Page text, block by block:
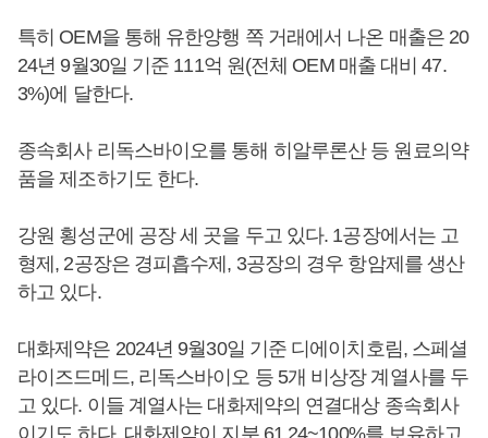
특히 OEM을 통해 유한양행 쪽 거래에서 나온 매출은 20
24년 9월30일 기준 111억 원(전체 OEM 매출 대비 47.
3%)에 달한다.
종속회사 리독스바이오를 통해 히알루론산 등 원료의약
품을 제조하기도 한다.
강원 횡성군에 공장 세 곳을 두고 있다. 1공장에서는 고
형제, 2공장은 경피흡수제, 3공장의 경우 항암제를 생산
하고 있다.
대화제약은 2024년 9월30일 기준 디에이치호림, 스페셜
라이즈드메드, 리독스바이오 등 5개 비상장 계열사를 두
고 있다. 이들 계열사는 대화제약의 연결대상 종속회사
이기도 하다. 대화제약이 지분 61.24~100%를 보유하고